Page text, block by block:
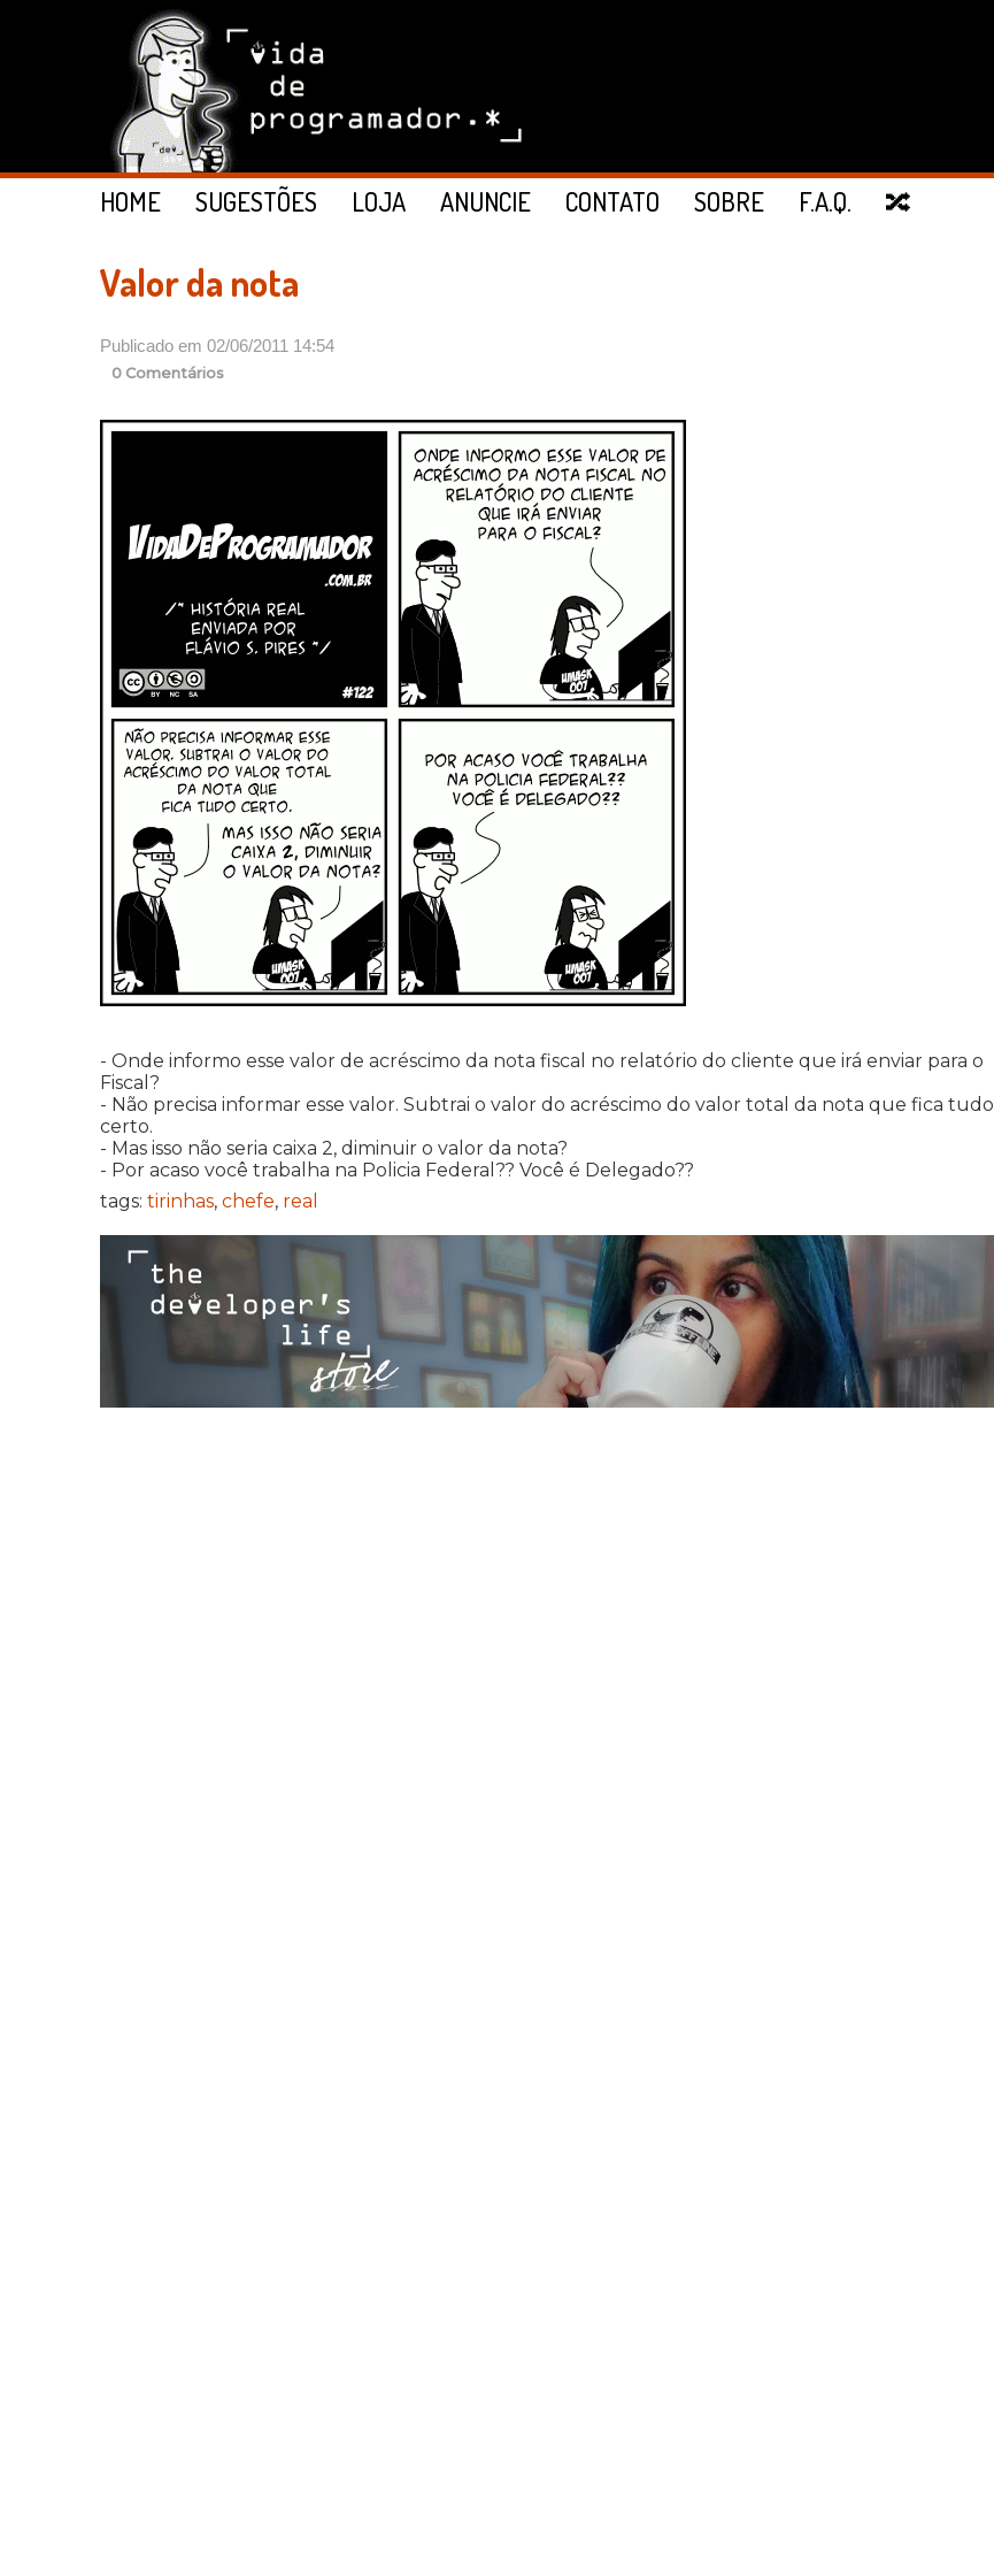
HOME SUGESTÕES LOJA ANUNCIE CONTATO SOBRE F.A.Q. 🔀
Valor da nota
Publicado em 02/06/2011 14:54
0 Comentários
- Onde informo esse valor de acréscimo da nota fiscal no relatório do cliente que irá enviar para o
Fiscal?
- Não precisa informar esse valor. Subtrai o valor do acréscimo do valor total da nota que fica tudo
certo.
- Mas isso não seria caixa 2, diminuir o valor da nota?
- Por acaso você trabalha na Policia Federal?? Você é Delegado??
tags: tirinhas, chefe, real